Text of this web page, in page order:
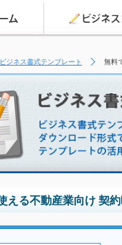
ビジネス書式テンプレート 無料
える不動産業向け 契